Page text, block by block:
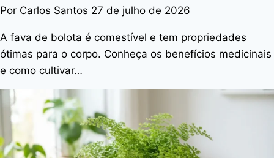
Por Carlos Santos 27 de julho de 2026
A fava de bolota é comestível e tem propriedades
ótimas para o corpo. Conheça os benefícios medicinais
e como cultivar…